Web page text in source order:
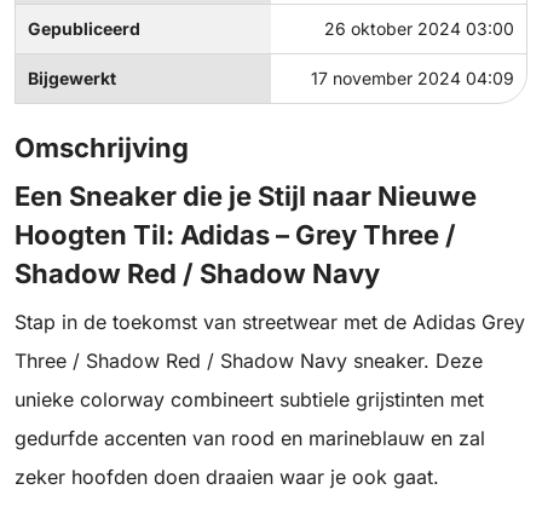
Gepubliceerd 26 oktober 2024 03:00
Bijgewerkt 17 november 2024 04:09
Omschrijving
Een Sneaker die je Stijl naar Nieuwe
Hoogten Til: Adidas – Grey Three /
Shadow Red / Shadow Navy
Stap in de toekomst van streetwear met de Adidas Grey
Three / Shadow Red / Shadow Navy sneaker. Deze
unieke colorway combineert subtiele grijstinten met
gedurfde accenten van rood en marineblauw en zal
zeker hoofden doen draaien waar je ook gaat.